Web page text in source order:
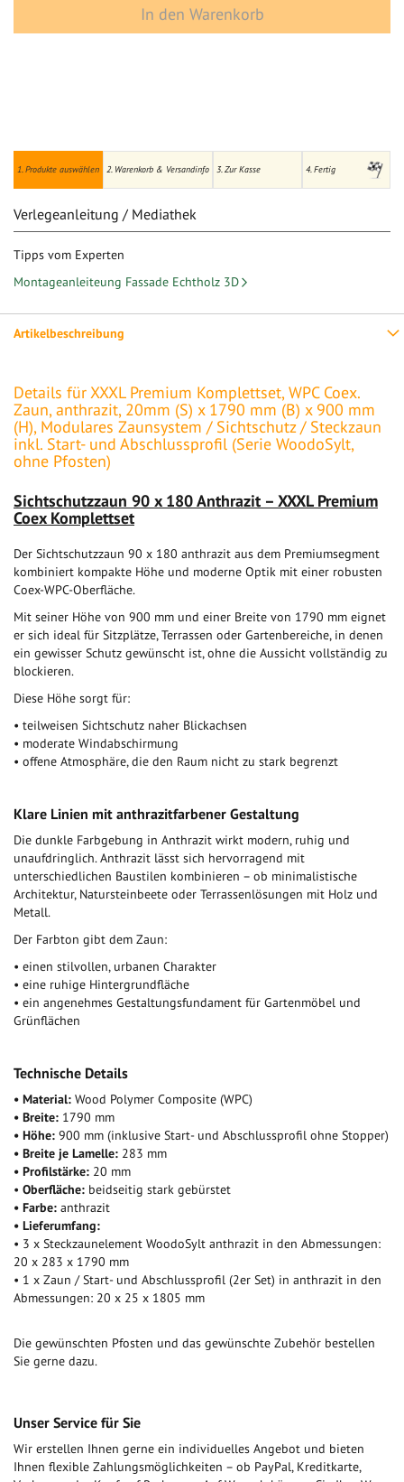
1. Produkte auswählen 2. Warenkorb & Versandinfo 3. Zur Kasse 4. Fertig
In den Warenkorb
Artikelbeschreibung
Details für XXXL Premium Komplettset, WPC Coex.
Zaun, anthrazit, 20mm (S) x 1790 mm (B) x 900 mm
(H), Modulares Zaunsystem / Sichtschutz / Steckzaun
inkl. Start- und Abschlussprofil (Serie WoodoSylt,
ohne Pfosten)
Sichtschutzzaun 90 x 180 Anthrazit – XXXL Premium
Coex Komplettset
Der Sichtschutzzaun 90 x 180 anthrazit aus dem Premiumsegment
kombiniert kompakte Höhe und moderne Optik mit einer robusten
Coex-WPC-Oberfläche.
Mit seiner Höhe von 900 mm und einer Breite von 1790 mm eignet
er sich ideal für Sitzplätze, Terrassen oder Gartenbereiche, in denen
ein gewisser Schutz gewünscht ist, ohne die Aussicht vollständig zu
blockieren.
Diese Höhe sorgt für:
• teilweisen Sichtschutz naher Blickachsen
• moderate Windabschirmung
• offene Atmosphäre, die den Raum nicht zu stark begrenzt
Klare Linien mit anthrazitfarbener Gestaltung
Die dunkle Farbgebung in Anthrazit wirkt modern, ruhig und
unaufdringlich. Anthrazit lässt sich hervorragend mit
unterschiedlichen Baustilen kombinieren – ob minimalistische
Architektur, Natursteinbeete oder Terrassenlösungen mit Holz und
Metall.
Der Farbton gibt dem Zaun:
• einen stilvollen, urbanen Charakter
• eine ruhige Hintergrundfläche
• ein angenehmes Gestaltungsfundament für Gartenmöbel und
Grünflächen
Technische Details
• Material: Wood Polymer Composite (WPC)
• Breite: 1790 mm
• Höhe: 900 mm (inklusive Start- und Abschlussprofil ohne Stopper)
• Breite je Lamelle: 283 mm
• Profilstärke: 20 mm
• Oberfläche: beidseitig stark gebürstet
• Farbe: anthrazit
• Lieferumfang:
• 3 x Steckzaunelement WoodoSylt anthrazit in den Abmessungen:
20 x 283 x 1790 mm
• 1 x Zaun / Start- und Abschlussprofil (2er Set) in anthrazit in den
Abmessungen: 20 x 25 x 1805 mm
Die gewünschten Pfosten und das gewünschte Zubehör bestellen
Sie gerne dazu.
Unser Service für Sie
Wir erstellen Ihnen gerne ein individuelles Angebot und bieten
Ihnen flexible Zahlungsmöglichkeiten – ob PayPal, Kreditkarte,
Verlegeanleitung / Mediathek
Tipps vom Experten
Montageanleiteung Fassade Echtholz 3D